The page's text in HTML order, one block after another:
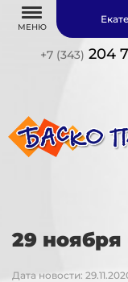
МЕНЮ
+7 (343) 204
29
Дата новости: